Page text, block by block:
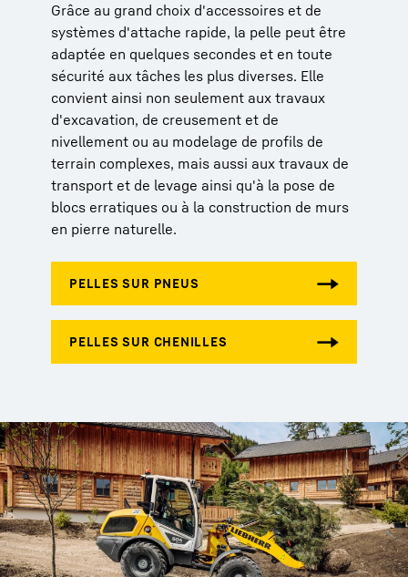
Grâce au grand choix d'accessoires et de
systèmes d'attache rapide, la pelle peut être
adaptée en quelques secondes et en toute
sécurité aux tâches les plus diverses. Elle
convient ainsi non seulement aux travaux
d'excavation, de creusement et de
nivellement ou au modelage de profils de
terrain complexes, mais aussi aux travaux de
transport et de levage ainsi qu'à la pose de
blocs erratiques ou à la construction de murs
en pierre naturelle.